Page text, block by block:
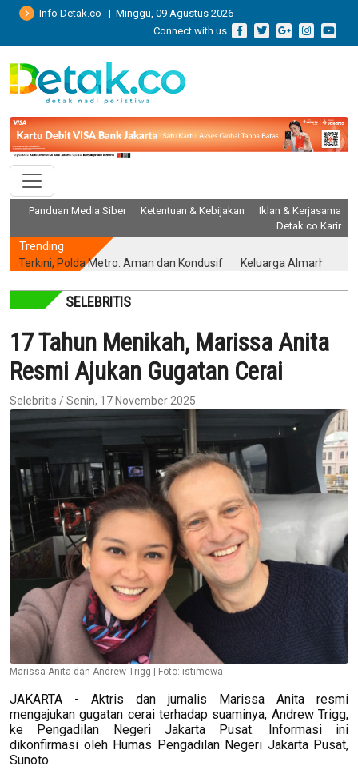
Info Detak.co | Minggu, 09 Agustus 2026
Connect with us
Panduan Media Siber Ketentuan & Kebijakan
Iklan & Kerjasama
Detak.co Karir
Trending
Polda Metro: Aman dan Kondusif Keluarga Almarhum Yurizal
SELEBRITIS
17 Tahun Menikah, Marissa Anita
Resmi Ajukan Gugatan Cerai
Selebritis / Senin, 17 November 2025
Marissa Anita dan Andrew Trigg | Foto: istimewa
JAKARTA - Aktris dan jurnalis Marissa Anita resmi
mengajukan gugatan cerai terhadap suaminya, Andrew Trigg,
ke Pengadilan Negeri Jakarta Pusat. Informasi ini
dikonfirmasi oleh Humas Pengadilan Negeri Jakarta Pusat,
Sunoto.